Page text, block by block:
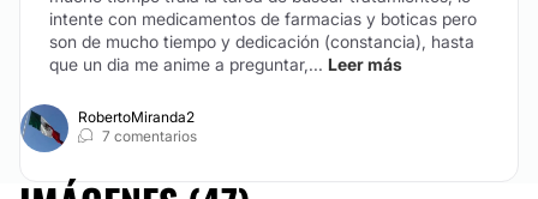
para eliminar imperfecciones, tales como manchas,
acné, envejecimiento.
intente con medicamentos de farmacias y boticas pero
son de mucho tiempo y dedicación (constancia), hasta
que un dia me anime a preguntar,... Leer más
RobertoMiranda2
7 comentarios